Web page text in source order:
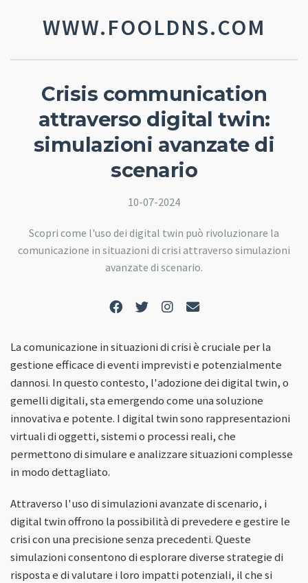
WWW.FOOLDNS.COM
Crisis communication
attraverso digital twin:
simulazioni avanzate di
scenario
10-07-2024
Scopri come l'uso dei digital twin può rivoluzionare la
comunicazione in situazioni di crisi attraverso simulazioni
avanzate di scenario.
La comunicazione in situazioni di crisi è cruciale per la
gestione efficace di eventi imprevisti e potenzialmente
dannosi. In questo contesto, l'adozione dei digital twin, o
gemelli digitali, sta emergendo come una soluzione
innovativa e potente. I digital twin sono rappresentazioni
virtuali di oggetti, sistemi o processi reali, che
permettono di simulare e analizzare situazioni complesse
in modo dettagliato.
Attraverso l'uso di simulazioni avanzate di scenario, i
digital twin offrono la possibilità di prevedere e gestire le
crisi con una precisione senza precedenti. Queste
simulazioni consentono di esplorare diverse strategie di
risposta e di valutare i loro impatti potenziali, il che si